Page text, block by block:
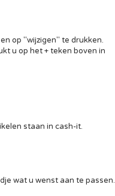
op "wijzigen" te drukken.
u op het + teken boven in
staan in cash-it.
wat u wenst aan te passen.